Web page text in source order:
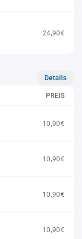
24,90€
Details
PREIS
10,90€
10,90€
10,90€
10,90€